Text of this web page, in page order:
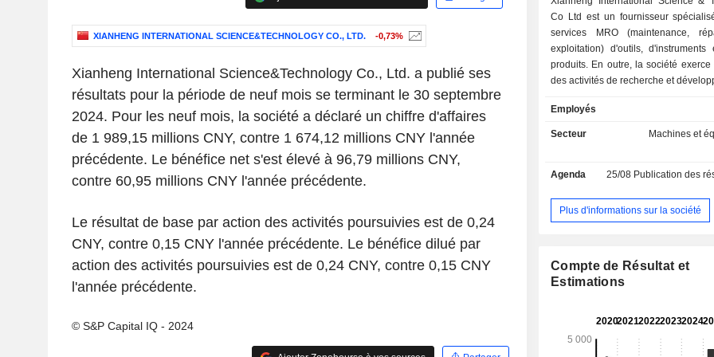
XIANHENG INTERNATIONAL SCIENCE&TECHNOLOGY CO., LTD. -0,73%
Xianheng International Science&Technology Co., Ltd. a publié ses
résultats pour la période de neuf mois se terminant le 30 septembre
2024. Pour les neuf mois, la société a déclaré un chiffre d'affaires
de 1 989,15 millions CNY, contre 1 674,12 millions CNY l'année
précédente. Le bénéfice net s'est élevé à 96,79 millions CNY,
contre 60,95 millions CNY l'année précédente.
Le résultat de base par action des activités poursuivies est de 0,24
CNY, contre 0,15 CNY l'année précédente. Le bénéfice dilué par
action des activités poursuivies est de 0,24 CNY, contre 0,15 CNY
l'année précédente.
© S&P Capital IQ - 2024
Co Ltd est un fournisseur
services MRO (maintenance,
exploitation) d'outils, d'instruments
produits. En outre, la société exerce
des activités de recherche et
connexes pour les produits
produits de la société
principalement des outils à main,
électriques, des étiquettes
instruments, ainsi que des
électriques, des compteurs
techniques tels que la collecte
l'évaluation de l'état des
instruments, ainsi que la diffusion
de la sécurité en cas d'urgence.
exerce ses activités tant sur le
Employés
Secteur
Machines et
Agenda 25/08 Publication des résultats
Plus d'informations sur la société
Compte de Résultat et
Estimations